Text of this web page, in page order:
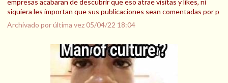
empresas acabaran de descubrir que eso atrae visitas y likes, ni
siquiera les importan que sus publicaciones sean comentadas por p
Archivado por última vez05/04/22 18:04